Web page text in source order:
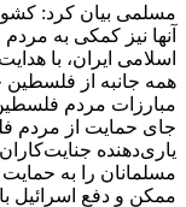
مسلمی بیان کرد:
آنها نیز کمکی به
اسلامی ایران، با
همه جانبه از
مبارزات مردم
جای حمایت از مردم
یاری‌دهنده
مسلمانان را به
ممکن و دفع اسرائیل